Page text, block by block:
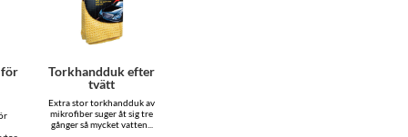
för
Torkhandduk efter
tvätt
Extra stor torkhandduk av
mikrofiber suger åt sig tre
gånger så mycket vatten...